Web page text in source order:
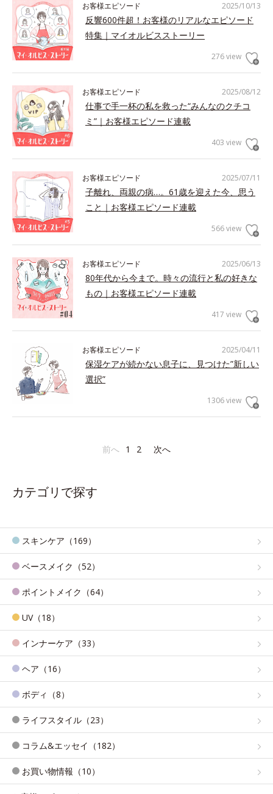
2025/10/13
お客様エピソード
反響600件超！お客様のリアルなエピソード
特集｜マイオルビスストーリー
276 view
2025/08/12
お客様エピソード
仕事で手一杯の私を救った“みんなのクチコ
ミ”｜お客様エピソード連載
403 view
2025/07/11
お客様エピソード
子離れ、両親の病…。61歳を迎えた今、思う
こと｜お客様エピソード連載
566 view
2025/06/13
お客様エピソード
80年代から今まで。時々の流行と私の好きな
もの｜お客様エピソード連載
417 view
2025/04/11
お客様エピソード
保湿ケアが続かない息子に、見つけた”新しい
選択”
1306 view
前へ 1 2 次へ
カテゴリで探す
スキンケア（169）
ベースメイク（52）
ポイントメイク（64）
UV（18）
インナーケア（33）
ヘア（16）
ボディ（8）
ライフスタイル（23）
コラム&エッセイ（182）
お買い物情報（10）